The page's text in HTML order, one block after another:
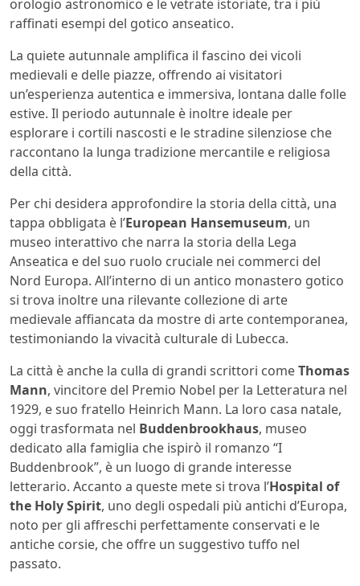
orologio astronomico e le vetrate istoriate, tra i più
raffinati esempi del gotico anseatico.
La quiete autunnale amplifica il fascino dei vicoli
medievali e delle piazze, offrendo ai visitatori
un’esperienza autentica e immersiva, lontana dalle folle
estive. Il periodo autunnale è inoltre ideale per
esplorare i cortili nascosti e le stradine silenziose che
raccontano la lunga tradizione mercantile e religiosa
della città.
Per chi desidera approfondire la storia della città, una
tappa obbligata è l’European Hansemuseum, un
museo interattivo che narra la storia della Lega
Anseatica e del suo ruolo cruciale nei commerci del
Nord Europa. All’interno di un antico monastero gotico
si trova inoltre una rilevante collezione di arte
medievale affiancata da mostre di arte contemporanea,
testimoniando la vivacità culturale di Lubecca.
La città è anche la culla di grandi scrittori comeThomas
Mann, vincitore del Premio Nobel per la Letteratura nel
1929, e suo fratello Heinrich Mann. La loro casa natale,
oggi trasformata nel Buddenbrookhaus, museo
dedicato alla famiglia che ispirò il romanzo “I
Buddenbrook”, è un luogo di grande interesse
letterario. Accanto a queste mete si trova l’Hospital of
the Holy Spirit, uno degli ospedali più antichi d’Europa,
noto per gli affreschi perfettamente conservati e le
antiche corsie, che offre un suggestivo tuffo nel
passato.